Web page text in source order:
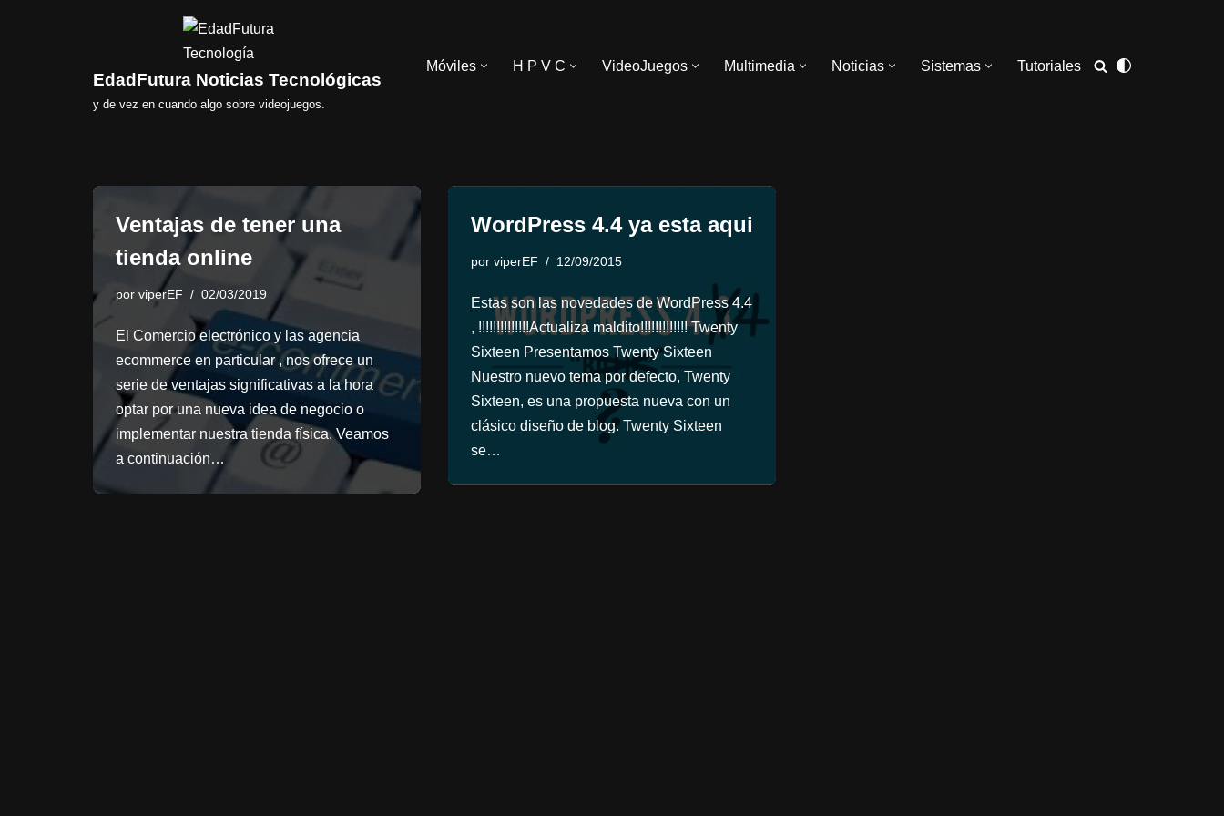
EdadFutura Noticias Tecnológicas
y de vez en cuando algo sobre videojuegos.
Móviles H P V C VideoJuegos Multimedia Noticias Sistemas Tutoriales
Ventajas de tener una
tienda online
por viperEF 02/03/2019
El Comercio electrónico y las agencia
ecommerce en particular , nos ofrece un
serie de ventajas significativas a la hora
optar por una nueva idea de negocio o
implementar nuestra tienda física. Veamos
a continuación…
WordPress 4.4 ya esta aqui
por viperEF 12/09/2015
Estas son las novedades de WordPress 4.4
, !!!!!!!!!!!!!!Actualiza maldito!!!!!!!!!!!!! Twenty
Sixteen Presentamos Twenty Sixteen
Nuestro nuevo tema por defecto, Twenty
Sixteen, es una propuesta nueva con un
clásico diseño de blog. Twenty Sixteen
se…